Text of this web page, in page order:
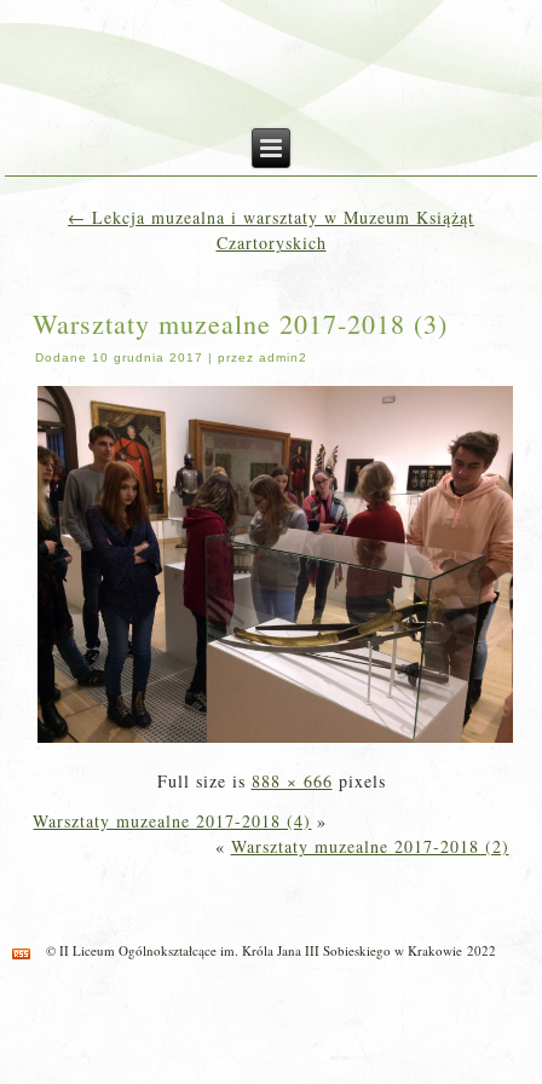
← Lekcja muzealna i warsztaty w Muzeum Książąt
Czartoryskich
Warsztaty muzealne 2017-2018 (3)
Dodane 10 grudnia 2017 |przez admin2
Full size is 888 × 666 pixels
Warsztaty muzealne 2017-2018 (4) »
« Warsztaty muzealne 2017-2018 (2)
© II Liceum Ogólnokształcące im. Króla Jana III Sobieskiego w Krakowie 2022